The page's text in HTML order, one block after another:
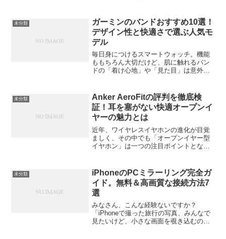
法から、対応機種の選び方、そしておす
すめのプ...
未分類
ガーミンのバンドおすすめ10選！
デザイン性と快適さで選ぶ人気モ
デル
毎日身につけるスマートウォッチ。機能
ももちろん大切だけど、肌に触れるバン
ドの「着け心地」や「見た目」は意外と
派、ビジネスパーソンなど幅広い層に人
気があるため、シーンに...
未分類
Anker AeroFitの評判を徹底検
証！耳を塞がない快適オープンイ
ヤーの魅力とは
近年、ワイヤレスイヤホンの進化が目覚
ましく、その中でも「オープンイヤー型
イヤホン」は一つの注目ポイントとなっ
を楽しむことができるという特長を持つ
オープンイヤー型イヤホン...
未分類
iPhoneのPCミラーリング完全ガ
イド。無料＆高画質な接続方法7
選
みなさん、こんな経験ないですか？
「iPhoneで撮った旅行の写真、みんなで
見たいけど、小さな画面を覗き込むのは